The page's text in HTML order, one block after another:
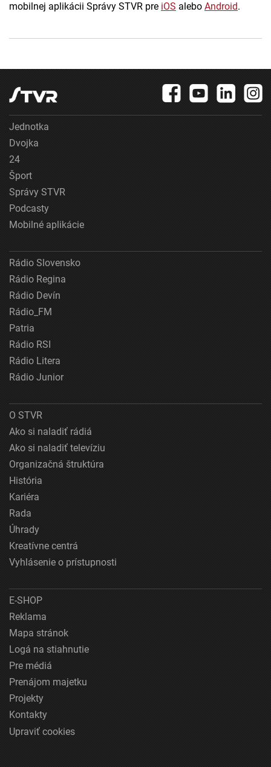
mobilnej aplikácii Správy STVR pre iOS alebo Android.
Jednotka
Dvojka
24
Šport
Správy STVR
Podcasty
Mobilné aplikácie
Rádio Slovensko
Rádio Regina
Rádio Devín
Rádio_FM
Patria
Rádio RSI
Rádio Litera
Rádio Junior
O STVR
Ako si naladiť rádiá
Ako si naladiť televíziu
Organizačná štruktúra
História
Kariéra
Rada
Úhrady
Kreatívne centrá
Vyhlásenie o prístupnosti
E-SHOP
Reklama
Mapa stránok
Logá na stiahnutie
Pre médiá
Prenájom majetku
Projekty
Kontakty
Upraviť cookies